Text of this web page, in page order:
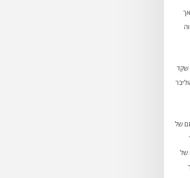
2003, יצא המסע לפועל במתכונת רחבה יותר מאשר זו של 2002, אך
שקד
אוליבר
של
של